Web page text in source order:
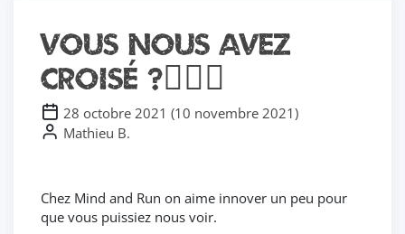
Vous nous avez
croisé ?🚴🏻‍♂️
28 octobre 2021 (10 novembre 2021)
Mathieu B.
Chez Mind and Run on aime innover un peu pour
que vous puissiez nous voir.